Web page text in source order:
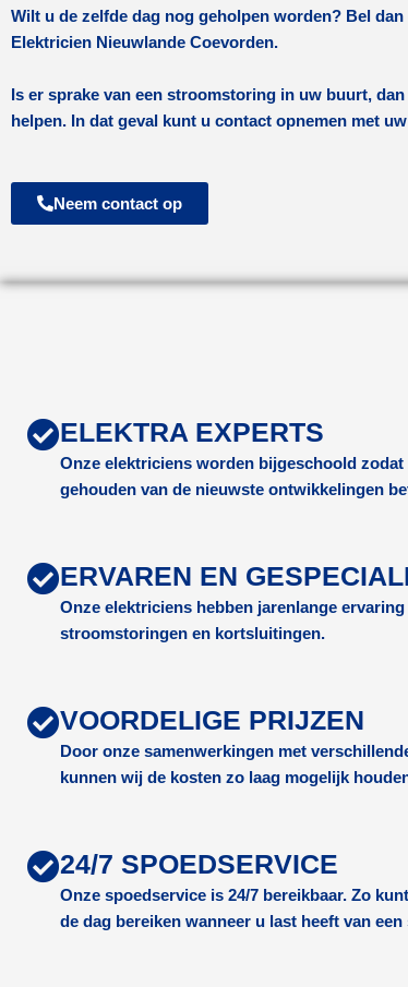
Wilt u de zelfde dag nog geholpen worden? Bel
Elektricien Nieuwlande Coevorden.
Is er sprake van een stroomstoring in uw buurt,
helpen. In dat geval kunt u contact opnemen met
Neem contact op
ELEKTRA EXPERTS
Onze elektriciens worden bijgeschoold
gehouden van de nieuwste ontwikkelingen
ERVAREN EN
Onze elektriciens hebben jarenlange
stroomstoringen en kortsluitingen.
VOORDELIGE PRIJZEN
Door onze samenwerkingen met
kunnen wij de kosten zo laag mogelijk
24/7 SPOEDSERVICE
Onze spoedservice is 24/7 bereikbaar. Zo
de dag bereiken wanneer u last heeft van